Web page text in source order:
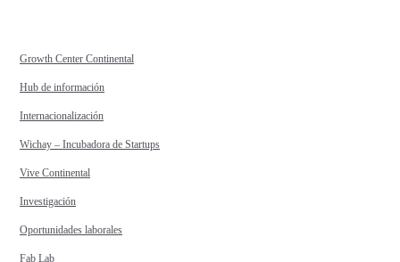
Growth Center Continental
Hub de información
Internacionalización
Wichay – Incubadora de Startups
Vive Continental
Investigación
Oportunidades laborales
Fab Lab